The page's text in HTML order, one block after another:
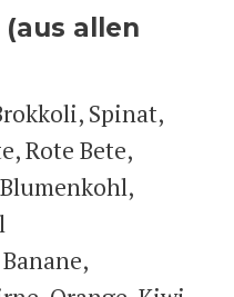
allen
Spinat,
Rote Bete,